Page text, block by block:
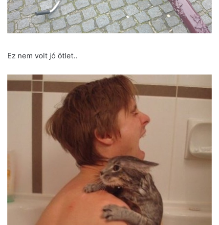
Ez nem volt jó ötlet..